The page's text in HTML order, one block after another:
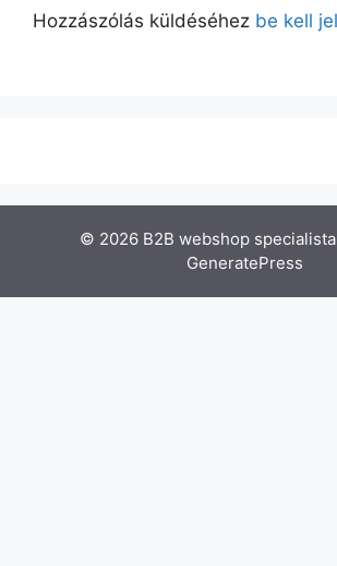
Hozzászólás küldéséhez be kell
© 2026 B2B webshop specialista
GeneratePress